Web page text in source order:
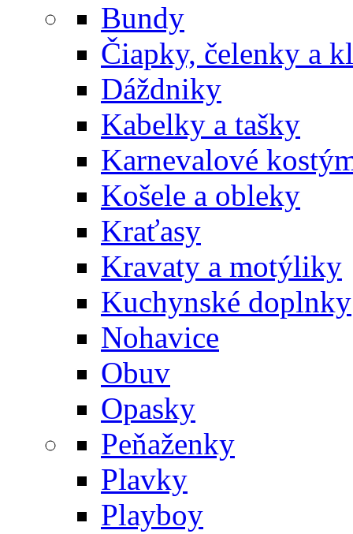
Bundy
Čiapky, čelenky a
Dáždniky
Kabelky a tašky
Karnevalové
Košele a obleky
Kraťasy
Kravaty a motýliky
Kuchynské doplnky
Nohavice
Obuv
Opasky
Peňaženky
Plavky
Playboy